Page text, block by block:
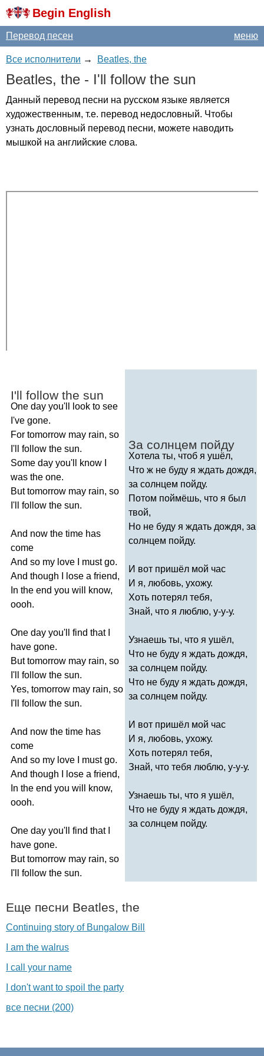
Begin English
меню
Перевод песен
Все исполнители → Beatles, the
Beatles, the - I'll follow the sun
Данный перевод песни на русском языке является
художественным, т.е. перевод недословный. Чтобы
узнать дословный перевод песни, можете наводить
мышкой на английские слова.
I'll follow the sun
One day you'll look to see
I've gone.
For tomorrow may rain, so
I'll
follow the sun.
Some day you'll know
was the one.
But tomorrow may rain, so
I'll
follow the sun.
And now the time has
come
And so my love must go.
And though lose a friend,
In the end you will know,
oooh.
One day you'll find that
have gone.
But tomorrow may rain, so
I'll
follow the sun.
Yes, tomorrow may rain, so
I'll
follow the sun.
And now the time has
come
And so my love must go.
And though lose a friend,
In the end you will know,
oooh.
One day you'll find that
have gone.
But tomorrow may rain, so
I'll
follow the sun.
За солнцем пойду
Хотела ты, чтоб я ушёл,
Что ж не буду я ждать дождя,
за солнцем пойду.
Потом поймёшь, что я был
твой,
Но не буду я ждать дождя, за
солнцем пойду.
И вот пришёл мой час
И я, любовь, ухожу.
Хоть потерял тебя,
Знай, что я люблю, у-у-у.
Узнаешь ты, что я ушёл,
Что не буду я ждать дождя,
за солнцем пойду.
Что не буду я ждать дождя,
за солнцем пойду.
И вот пришёл мой час
И я, любовь, ухожу.
Хоть потерял тебя,
Знай, что тебя люблю, у-у-у.
Узнаешь ты, что я ушёл,
Что не буду я ждать дождя,
за солнцем пойду.
Еще песни Beatles, the
Continuing story of Bungalow Bill
I am the walrus
I call your name
I don't want to spoil the party
все песни (200)